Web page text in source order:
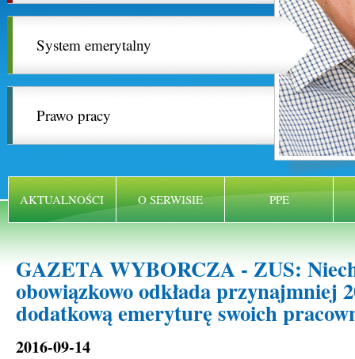
System emerytalny
Prawo pracy
AKTUALNOŚCI O SERWISIE PPE
GAZETA WYBORCZA - ZUS:
obowiązkowo odkłada przynajmniej
dodatkową emeryturę swoich
2016-09-14